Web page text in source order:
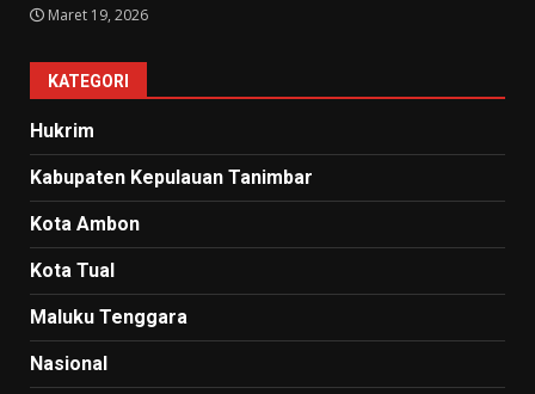
Maret 19, 2026
KATEGORI
Hukrim
Kabupaten Kepulauan Tanimbar
Kota Ambon
Kota Tual
Maluku Tenggara
Nasional